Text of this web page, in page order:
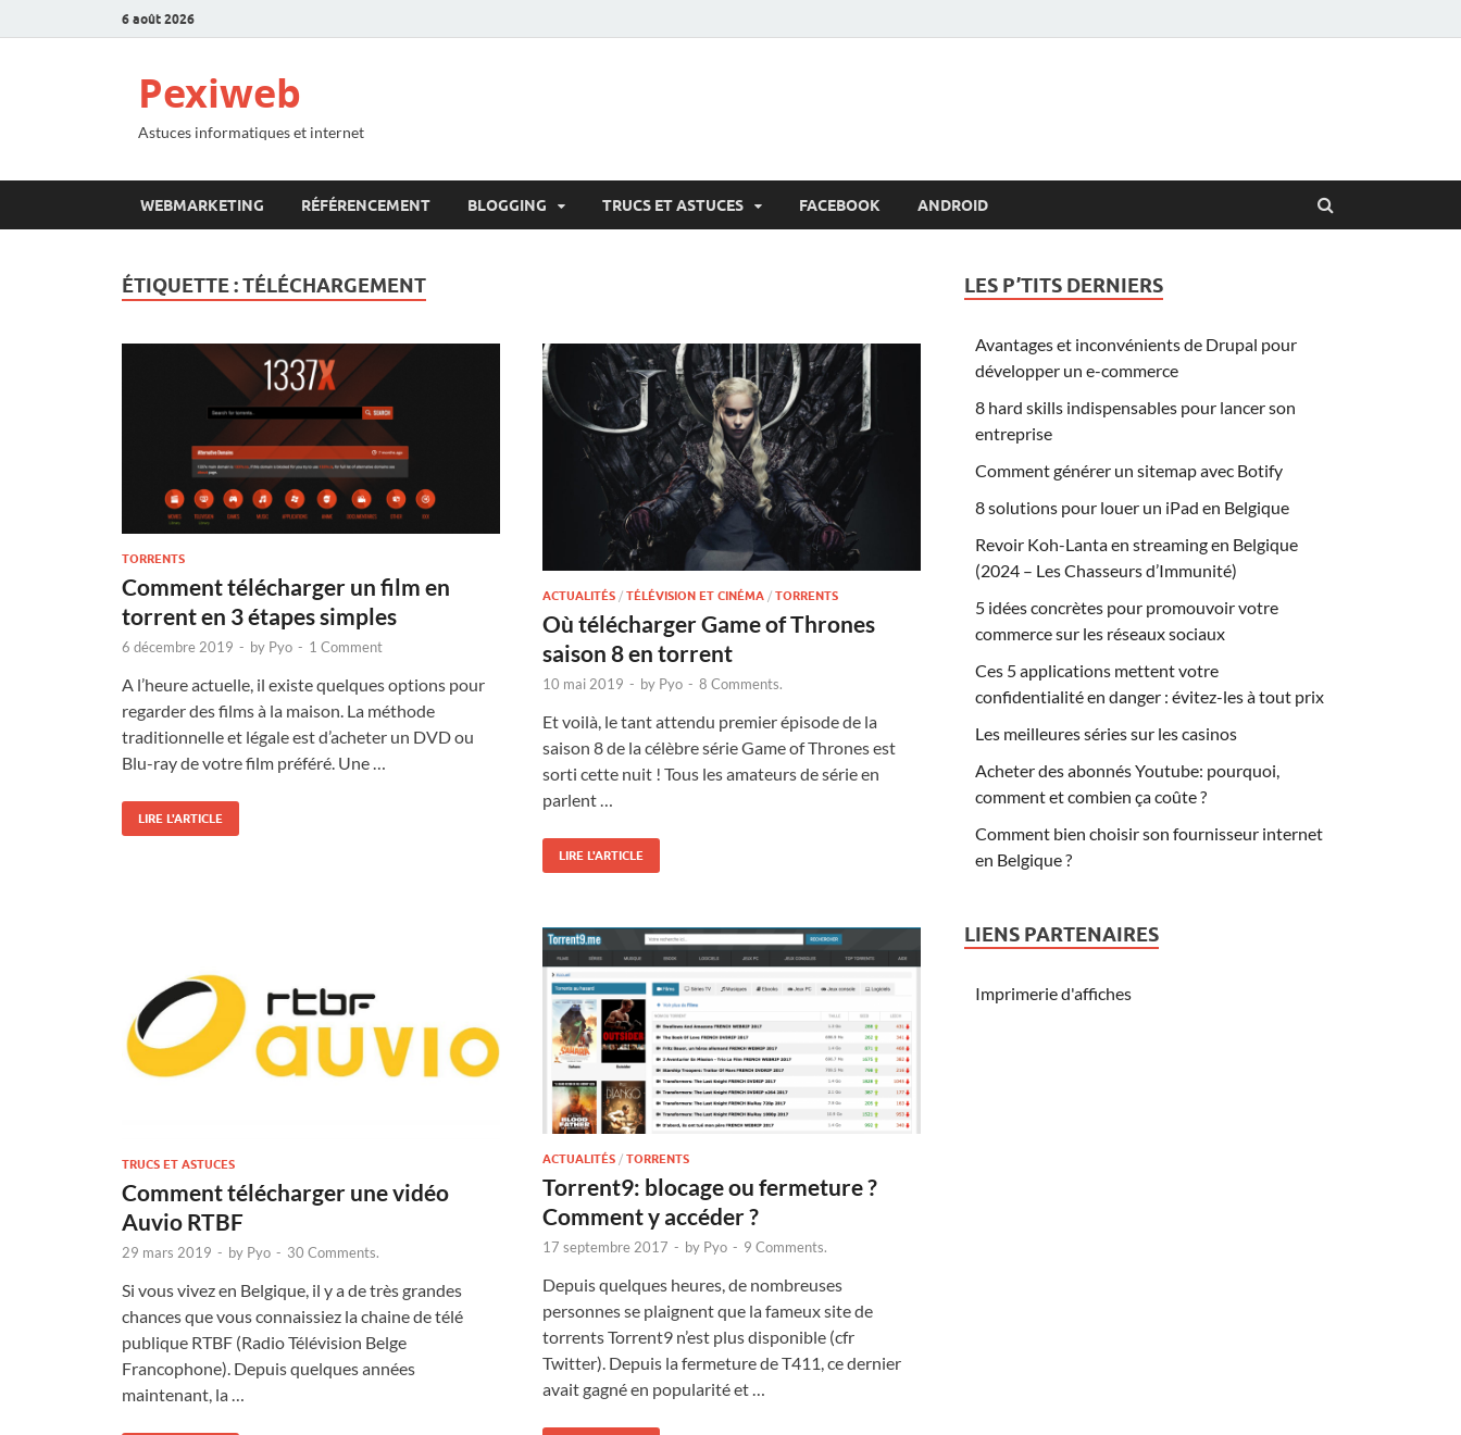
6 août 2026
Pexiweb
Astuces informatiques et internet
WEBMARKETING RÉFÉRENCEMENT BLOGGING TRUCS ET ASTUCES FACEBOOK ANDROID
ÉTIQUETTE :TÉLÉCHARGEMENT
TORRENTS
Comment télécharger un film en
torrent en 3 étapes simples
6 décembre 2019 - by Pyo - 1 Comment
A l’heure actuelle, il existe quelques options pour
regarder des films à la maison. La méthode
traditionnelle et légale est d’acheter un DVD ou
Blu-ray de votre film préféré. Une …
LIRE L'ARTICLE
ACTUALITÉS / TÉLÉVISION ET CINÉMA / TORRENTS
Où télécharger Game of Thrones
saison 8 en torrent
10 mai 2019 - by Pyo - 8 Comments.
Et voilà, le tant attendu premier épisode de la
saison 8 de la célèbre série Game of Thrones est
sorti cette nuit ! Tous les amateurs de série en
parlent …
LIRE L'ARTICLE
TRUCS ET ASTUCES
Comment télécharger une vidéo
Auvio RTBF
29 mars 2019 - by Pyo - 30 Comments.
Si vous vivez en Belgique, il y a de très grandes
chances que vous connaissiez la chaine de télé
publique RTBF (Radio Télévision Belge
Francophone). Depuis quelques années
maintenant, la …
ACTUALITÉS / TORRENTS
Torrent9: blocage ou fermeture ?
Comment y accéder ?
17 septembre 2017 - by Pyo - 9 Comments.
Depuis quelques heures, de nombreuses
personnes se plaignent que la fameux site de
torrents Torrent9 n’est plus disponible (cfr
Twitter). Depuis la fermeture de T411, ce dernier
avait gagné en popularité et …
LES P’TITS DERNIERS
Avantages et inconvénients de Drupal pour
développer un e-commerce
8 hard skills indispensables pour lancer son
entreprise
Comment générer un sitemap avec Botify
8 solutions pour louer un iPad en Belgique
Revoir Koh-Lanta en streaming en Belgique
(2024 – Les Chasseurs d’Immunité)
5 idées concrètes pour promouvoir votre
commerce sur les réseaux sociaux
Ces 5 applications mettent votre
confidentialité en danger : évitez-les à tout prix
Les meilleures séries sur les casinos
Acheter des abonnés Youtube: pourquoi,
comment et combien ça coûte ?
Comment bien choisir son fournisseur internet
en Belgique ?
LIENS PARTENAIRES
Imprimerie d'affiches